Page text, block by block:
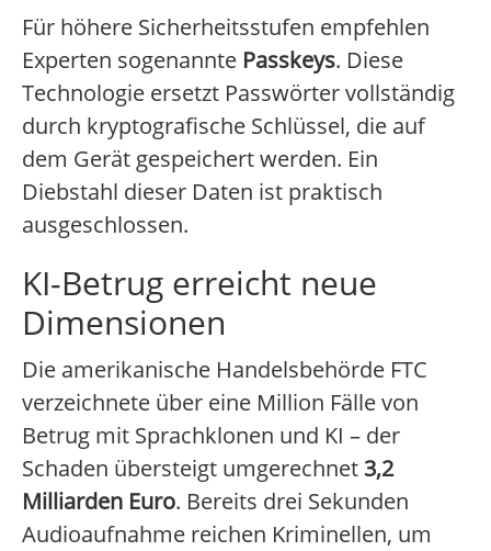
Für höhere Sicherheitsstufen empfehlen
Experten sogenannte Passkeys. Diese
Technologie ersetzt Passwörter vollständig
durch kryptografische Schlüssel, die auf
dem Gerät gespeichert werden. Ein
Diebstahl dieser Daten ist praktisch
ausgeschlossen.
KI-Betrug erreicht neue
Dimensionen
Die amerikanische Handelsbehörde FTC
verzeichnete über eine Million Fälle von
Betrug mit Sprachklonen und KI – der
Schaden übersteigt umgerechnet 3,2
Milliarden Euro. Bereits drei Sekunden
Audioaufnahme reichen Kriminellen, um